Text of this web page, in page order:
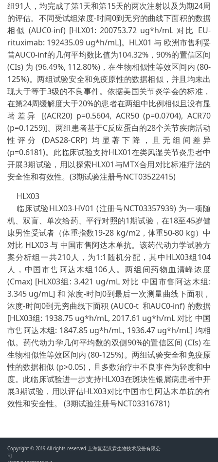
组91人，均完成了第1天和第15天的两次注射以及为期24周
的评估。不同受试组浓度-时间0到无穷的曲线下面积的数据
相似 (AUC0-inf) [HLX01: 200753.72 ug*h/mL 对比 EU-
rituximab: 192435.09 ug*h/mL]。HLX01 与 欧洲市售利妥
昔AUC0-inf的几何平均数比值为104.32%，90%的置信区间
(CIs) 为 (96.49%, 112.80%)，在生物相似性等效区间内 (80-
125%)。两组试验安全和免疫原性的数据相似，并且均未出
现大于等于3级的不良事件。依据美国关节炎学会的标准，
在第24周缓解度大于20%的患者在两组中比例相似且没有显
著差异 [(ACR20) p=0.5604, ACR50 (p=0.0704), ACR70
(p=0.1259)]。两组患者基于C反应蛋白的28个关节疾病活动
性评分 (DAS28-CRP) 均显著下降，且无组间差异
(p=0.6181)。此临床试验支持HLX01在类风湿关节炎患者中
开展3期试验，用以探索HLX01与MTX合用对比标准疗法的
安全性和有效性。(3期试验注册号NCT03522415)
HLX03
临床试验HLX03-HV01 (注册号NCT03357939) 为一项随
机、双盲、单次给药、平行对照的1期试验，在18至45岁健
康男性受试者（体重指数19-28 kg/m2，体重50-80 kg）中
对比 HLX03 与 中国市售阿达木单抗。该药代动力学试验方
案分析组一共210人，为1:1随机分配，其中HLX03组104
人，中国市售阿达木组106人。两组间药物血清峰浓度
(Cmax) [HLX03组: 3.421 ug/mL 对比 中国市售阿达木组:
3.345 ug/mL] 和 浓度-时间0到最后一次测量曲线下面积，
浓度-时间0到无穷曲线下面积 (AUC0-t 和AUC0-inf) 的数据
[HLX03组: 1938.75 ug*h/mL, 2017.61 ug*h/mL 对比 中国
市售阿达木组: 1847.85 ug*h/mL, 1936.47 ug*h/mL] 均相
似。药代动力学几何平均数的双侧90%的置信区间 (CIs) 在
生物相似性等效区间内 (80-125%)。两组试验安全和免疫原
性的数据相似 (p>0.05)，且多数治疗中不良事件为轻度和中
度。此临床试验进一步支持HLX03在斑块性银屑病患者中开
展3期试验，用以评估HLX03对比中国市售阿达木单抗的有
效性和安全性。 (3期试验注册号NCT03316781)
Copyright © 2019 All rights reserved 上海复宏汉霖生物技术股份有限公
司